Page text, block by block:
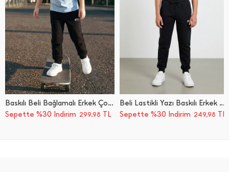
Baskılı Beli Bağlamalı Erkek Çocuk Eşofman Altı
Sepette %30 İndirim 299,98 TL
Beli Lastikli Yazı Baskılı Erkek Çocuk Jogger Eşofman Altı
Sepette %30 İndirim 249,98 TL